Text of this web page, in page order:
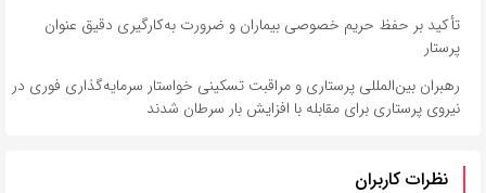
تأکید بر حفظ حریم خصوصی بیماران و ضرورت به‌کارگیری دقیق عنوان
پرستار
رهبران بین‌المللی پرستاری و مراقبت تسکینی خواستار سرمایه‌گذاری فوری در
نیروی پرستاری برای مقابله با افزایش بار سرطان شدند
نظرات کاربران